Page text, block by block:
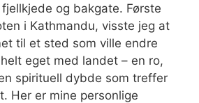
og bakgate. Første
i Kathmandu, visste jeg at
til et sted som ville endre
eget med landet – en ro,
spirituell dybde som treffer
Her er mine personlige